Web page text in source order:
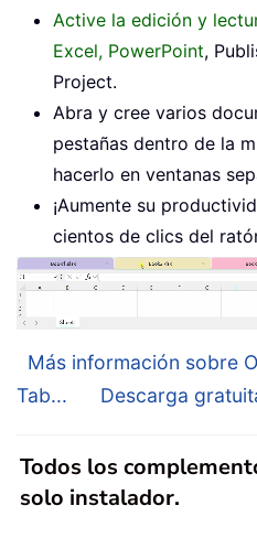
Active la edición y
Excel, PowerPoint,
Project.
Abra y cree varios
pestañas dentro de la
hacerlo en ventanas
¡Aumente su
cientos de clics del
Más información sobre
Tab...
Descarga
Todos los
solo instalador.